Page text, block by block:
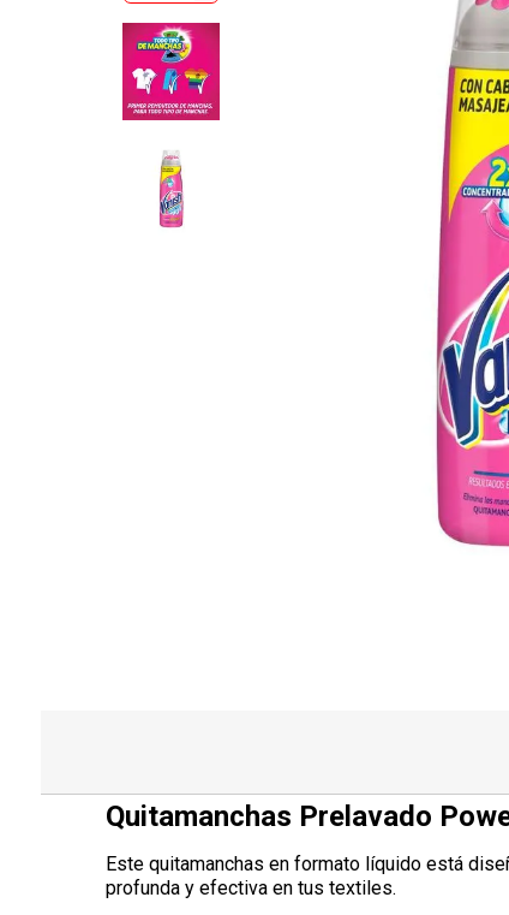
Quitamanchas Prelavado
Este quitamanchas en formato líquido está
profunda y efectiva en tus textiles.
Nestle Classic